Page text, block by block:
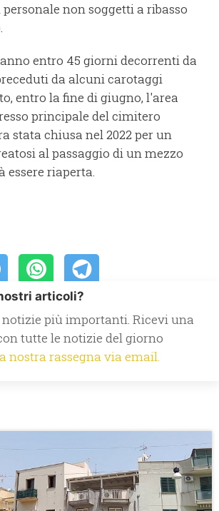
non soggetti a ribasso
entro 45 giorni decorrenti da
da alcuni carotaggi
entro la fine di giugno, l'area
principale del cimitero
stata chiusa nel 2022 per un
al passaggio di un mezzo
essere riaperta.
articoli?
più importanti. Ricevi una
tutte le notizie del giorno
nostra rassegna via email.